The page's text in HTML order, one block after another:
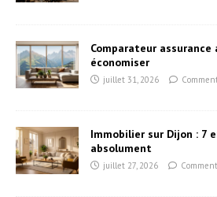
Comparateur
économiser
juillet 31, 2026
Immobilier sur Dijon : 7
absolument
juillet 27, 2026